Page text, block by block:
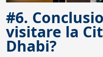
#6.
visitare la
Dhabi?